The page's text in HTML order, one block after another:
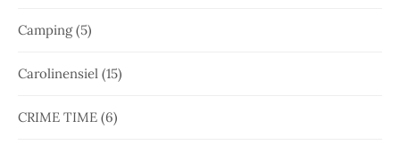
Camping(5)
Carolinensiel (15)
CRIME TIME (6)